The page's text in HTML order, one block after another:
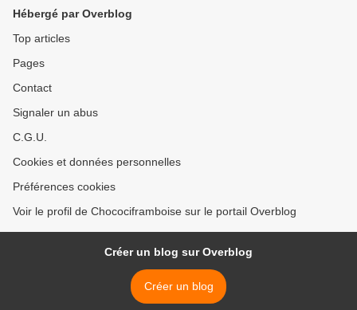
Hébergé par Overblog
Top articles
Pages
Contact
Signaler un abus
C.G.U.
Cookies et données personnelles
Préférences cookies
Voir le profil de Chocociframboise sur le portail Overblog
Créer un blog sur Overblog
Créer un blog